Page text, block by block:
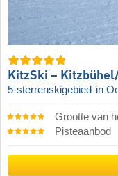
KitzSki –
5-sterrenskigebied in
Grootte van
Pisteaanbod